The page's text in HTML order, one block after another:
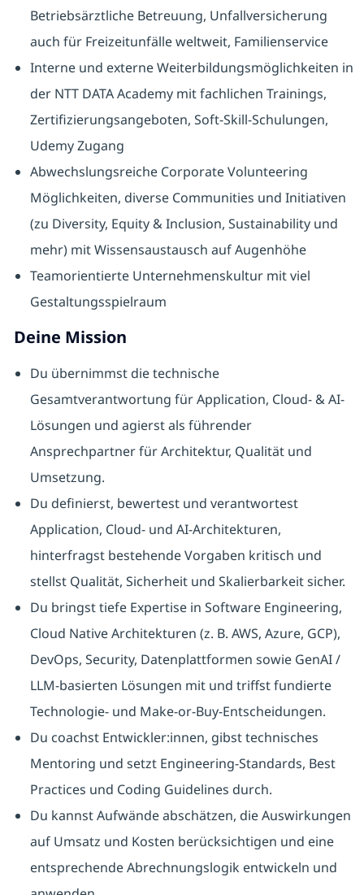
Betriebsärztliche Betreuung, Unfallversicherung
auch für Freizeitunfälle weltweit, Familienservice
Interne und externe Weiterbildungsmöglichkeiten in
der NTT DATA Academy mit fachlichen Trainings,
Zertifizierungsangeboten, Soft-Skill-Schulungen,
Udemy Zugang
Abwechslungsreiche Corporate Volunteering
Möglichkeiten, diverse Communities und Initiativen
(zu Diversity, Equity & Inclusion, Sustainability und
mehr) mit Wissensaustausch auf Augenhöhe
Teamorientierte Unternehmenskultur mit viel
Gestaltungsspielraum
Deine Mission
Du übernimmst die technische
Gesamtverantwortung für Application, Cloud- & AI-
Lösungen und agierst als führender
Ansprechpartner für Architektur, Qualität und
Umsetzung.
Du definierst, bewertest und verantwortest
Application, Cloud- und AI-Architekturen,
hinterfragst bestehende Vorgaben kritisch und
stellst Qualität, Sicherheit und Skalierbarkeit sicher.
Du bringst tiefe Expertise in Software Engineering,
Cloud Native Architekturen (z. B. AWS, Azure, GCP),
DevOps, Security, Datenplattformen sowie GenAI /
LLM-basierten Lösungen mit und triffst fundierte
Technologie- und Make-or-Buy-Entscheidungen.
Du coachst Entwickler:innen, gibst technisches
Mentoring und setzt Engineering-Standards, Best
Practices und Coding Guidelines durch.
Du kannst Aufwände abschätzen, die Auswirkungen
auf Umsatz und Kosten berücksichtigen und eine
entsprechende Abrechnungslogik entwickeln und